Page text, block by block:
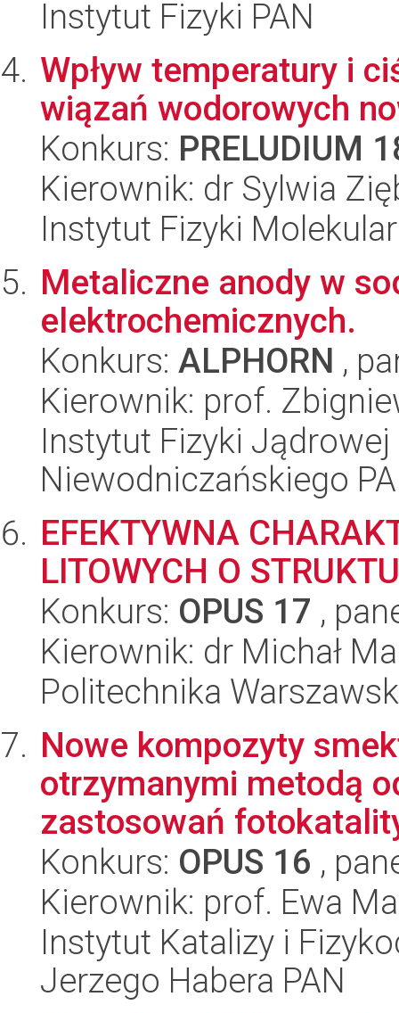
Instytut Fizyki PAN
Wpływ temperatury i
wiązań wodorowych
Konkurs: PRELUDIUM
Kierownik: dr Sylwia
Instytut Fizyki
Metaliczne anody w
elektrochemicznych.
Konkurs: ALPHORN ,
Kierownik: prof.
Instytut Fizyki
Niewodniczańskiego
EFEKTYWNA
LITOWYCH O
Konkurs: OPUS 17 ,
Kierownik: dr Michał
Politechnika
Nowe kompozyty
otrzymanymi metodą
zastosowań
Konkurs: OPUS 16 ,
Kierownik: prof. Ewa
Instytut Katalizy i
Jerzego Habera PAN